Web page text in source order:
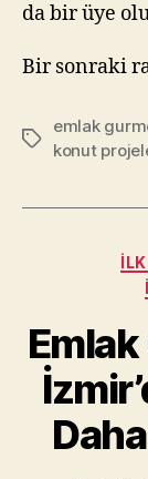
da bir üye
Bir sonraki
Tags
emlak
konut
Emlak